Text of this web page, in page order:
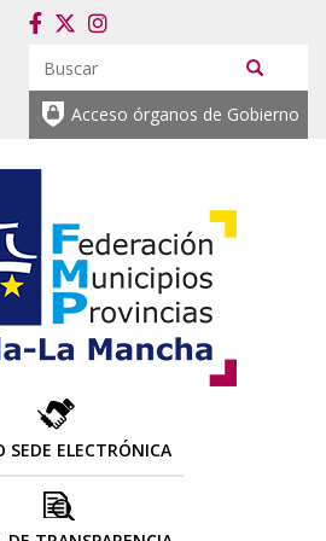
Acceso órganos de Gobierno
SEDE ELECTRÓNICA